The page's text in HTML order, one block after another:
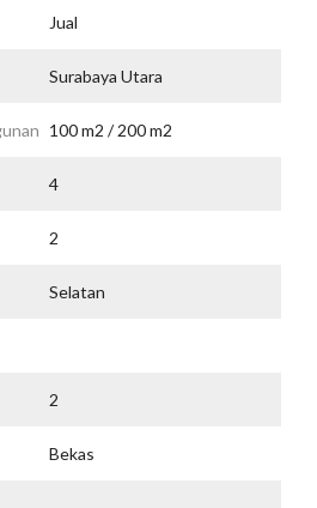
Jual
Surabaya Utara
100 m2 / 200 m2
4
2
Selatan
2
Bekas